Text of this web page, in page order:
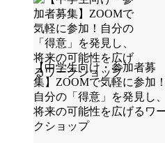
【中学生向け・参加者募
集】ZOOMで気軽に参加！
自分の「得意」を発見し、
将来の可能性を広げるワ
クショップ